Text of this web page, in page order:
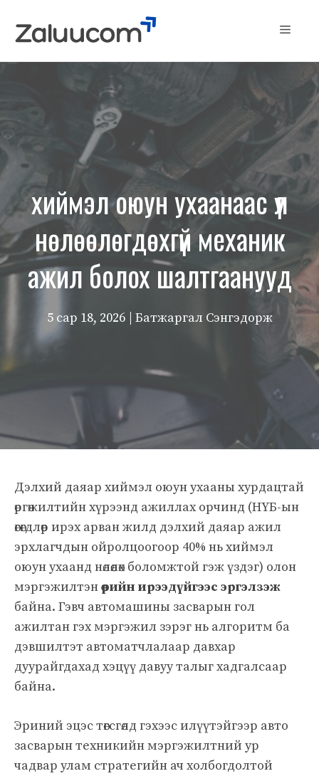
Menu
хиймэл оюун ухаанаас үл
нөлөөлөгдөхгүй механик
ажил болох шалтгаанууд
5 сар 18, 2026 | Батжаргал Сэнгэдорж
Дэлхий даяар хиймэл оюун ухааны хурдацтай
өргөжилтийн хүрээнд ажиллах орчинд (НҮБ-ын
өгөгдлөөр ирэх арван жилд дэлхий даяар ажил
эрхлагчдын ойролцоогоор 40% нь хиймэл
оюун ухаанд нөлөөлөх боломжтой гэж үздэг) олон
мэргэжилтэнөөрийн ирээдүйгээс эргэлзэж
байна. Гэвч автомашины засварын гол
ажилтан гэх мэргэжил зэрэг нь алгоритм ба
дэвшилтэт автоматчлалаар давхар
дуурайгдахад хэцүү давуу талыг хадгалсаар
байна.
Эриний эцэс төгсгөлд гэхээс илүүтэйгээр авто
засварын техникийн мэргэжилтний ур
чадвар улам стратегийн ач холбогдолтой